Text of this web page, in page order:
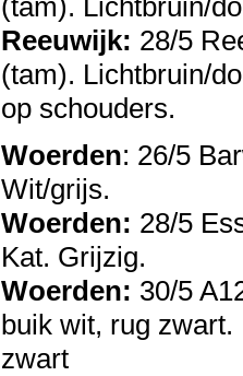
Reeuwijk: 28/5
(tam). Lichtbruin/
op schouders.
Woerden: 26/5
Wit/grijs.
Woerden: 28/5
Kat. Grijzig.
Woerden: 30/5
buik wit, rug
zwart